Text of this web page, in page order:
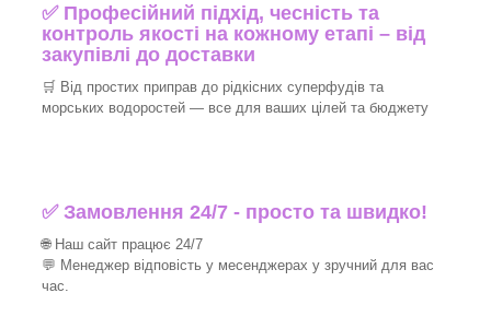
✅ Професійний підхід, чесність та
контроль якості на кожному етапі – від
закупівлі до доставки
🛒 Від простих приправ до рідкісних суперфудів та
морських водоростей — все для ваших цілей та бюджету
✅ Замовлення 24/7 - просто та швидко!
🌐 Наш сайт працює 24/7
💬 Менеджер відповість у месенджерах у зручний для вас
час.